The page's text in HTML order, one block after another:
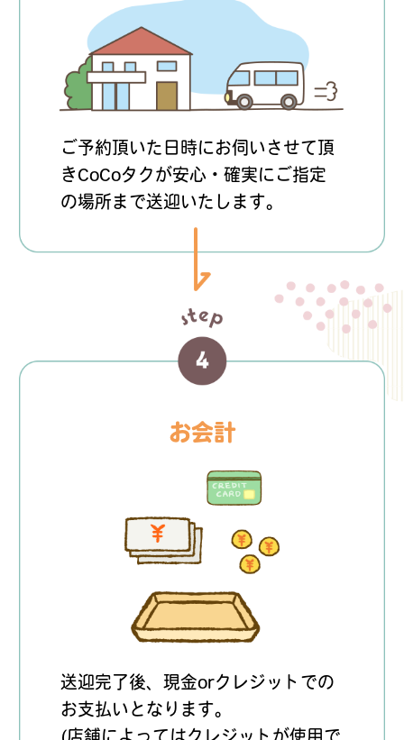
ご予約頂いた日時にお伺いさせて頂
きCoCoタクが安心・確実にご指定
の場所まで送迎いたします。
お会計
送迎完了後、現金orクレジットでの
お支払いとなります。
(店舗によってはクレジットが使用で